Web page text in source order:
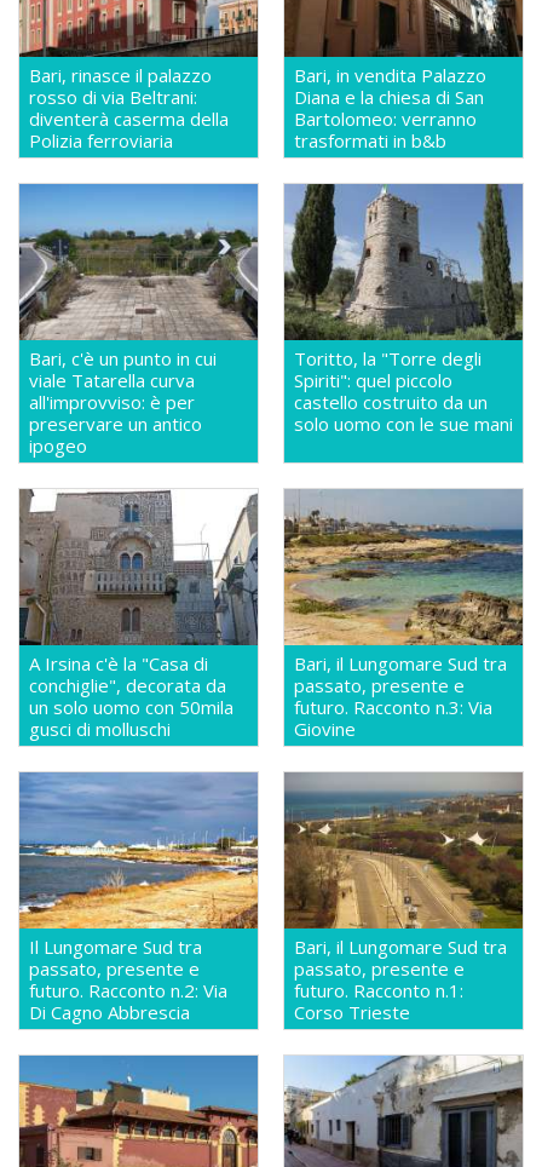
Bari, rinasce il palazzo
rosso di via Beltrani:
diventerà caserma della
Polizia ferroviaria
Bari, in vendita Palazzo
Diana e la chiesa di San
Bartolomeo: verranno
trasformati in b&b
Bari, c'è un punto in cui
viale Tatarella curva
all'improvviso: è per
preservare un antico
ipogeo
Toritto, la "Torre degli
Spiriti": quel piccolo
castello costruito da un
solo uomo con le sue mani
A Irsina c'è la "Casa di
conchiglie", decorata da
un solo uomo con 50mila
gusci di molluschi
Bari, il Lungomare Sud tra
passato, presente e
futuro. Racconto n.3: Via
Giovine
Il Lungomare Sud tra
passato, presente e
futuro. Racconto n.2: Via
Di Cagno Abbrescia
Bari, il Lungomare Sud tra
passato, presente e
futuro. Racconto n.1:
Corso Trieste